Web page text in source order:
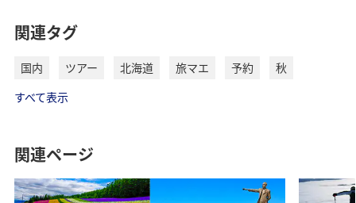
関連タグ
国内 ツアー 北海道 旅マエ 予約
秋
すべて表示
関連ページ